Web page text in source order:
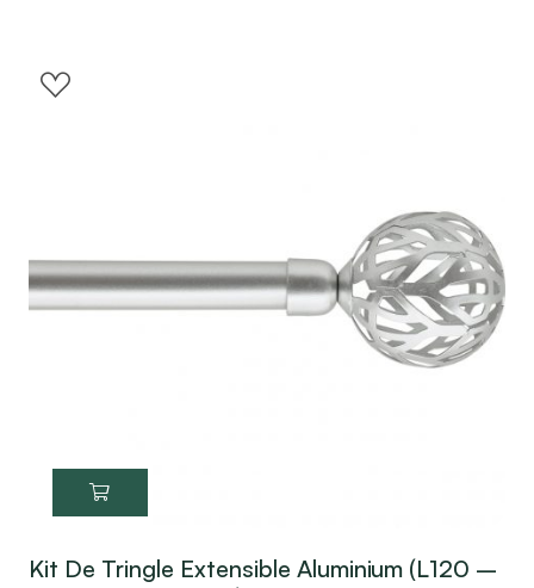
Kit De Tringle Extensible Aluminium (L120 –